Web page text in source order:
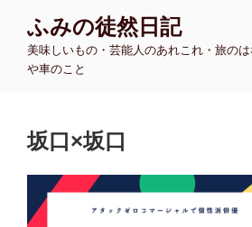
ふみの徒然日記
美味しいもの・芸能人のあれこれ・旅の
や車のこと
坂口×坂口